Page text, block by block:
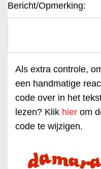
Bericht/Opmerking:
Als extra controle,
een handmatige
code over in het
lezen? Klik hier om
code te wijzigen.